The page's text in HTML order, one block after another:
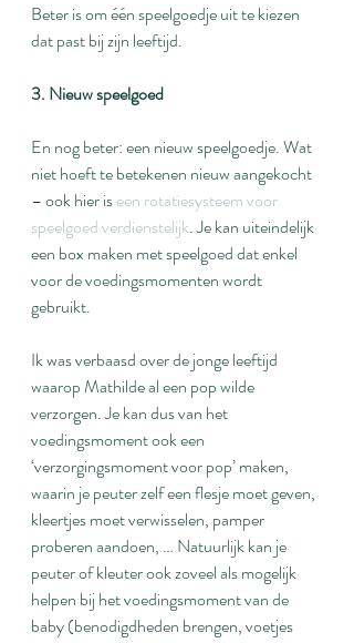
Beter is om één speelgoedje uit te kiezen
dat past bij zijn leeftijd.
3. Nieuw speelgoed
En nog beter: een nieuw speelgoedje. Wat
niet hoeft te betekenen nieuw aangekocht
– ook hier is een rotatiesysteem voor
speelgoed verdienstelijk. Je kan uiteindelijk
een box maken met speelgoed dat enkel
voor de voedingsmomenten wordt
gebruikt.
Ik was verbaasd over de jonge leeftijd
waarop Mathilde al een pop wilde
verzorgen. Je kan dus van het
voedingsmoment ook een
‘verzorgingsmoment voor pop’ maken,
waarin je peuter zelf een flesje moet geven,
kleertjes moet verwisselen, pamper
proberen aandoen, … Natuurlijk kan je
peuter of kleuter ook zoveel als mogelijk
helpen bij het voedingsmoment van de
baby (benodigdheden brengen, voetjes